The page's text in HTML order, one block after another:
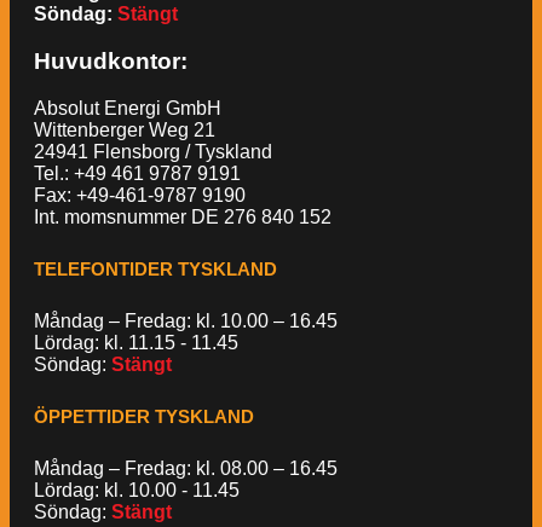
Söndag: Stängt
Huvudkontor:
Absolut Energi GmbH
Wittenberger Weg 21
24941 Flensborg / Tyskland
Tel.: +49 461 9787 9191
Fax: +49-461-9787 9190
Int. momsnummer DE 276 840 152
TELEFONTIDER TYSKLAND
Måndag – Fredag: kl. 10.00 – 16.45
Lördag: kl. 11.15 - 11.45
Söndag: Stängt
ÖPPETTIDER TYSKLAND
Måndag – Fredag: kl. 08.00 – 16.45
Lördag: kl. 10.00 - 11.45
Söndag: Stängt